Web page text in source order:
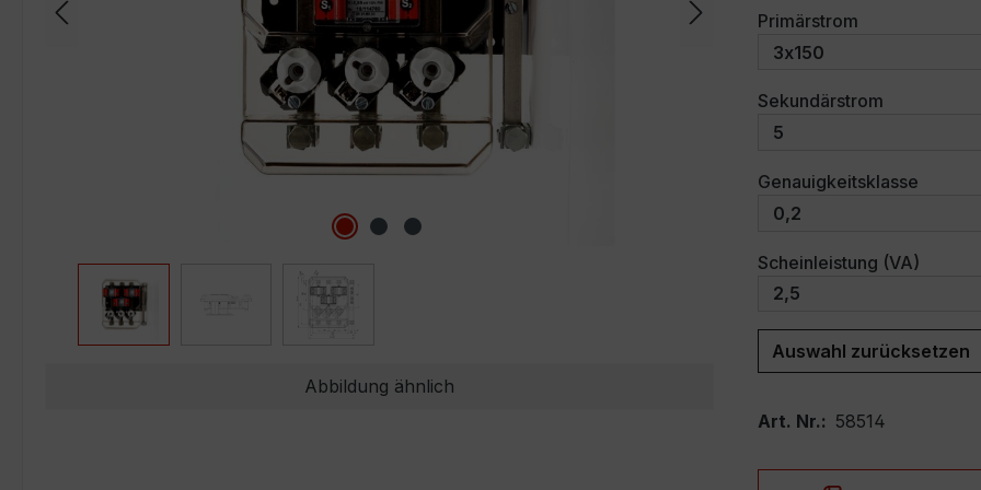
Abbildung ähnlich
Primärstrom
Sekundärstrom
Genauigkeitsklasse
Scheinleistung (VA)
Auswahl zurücksetzen
Art. Nr.: 58514